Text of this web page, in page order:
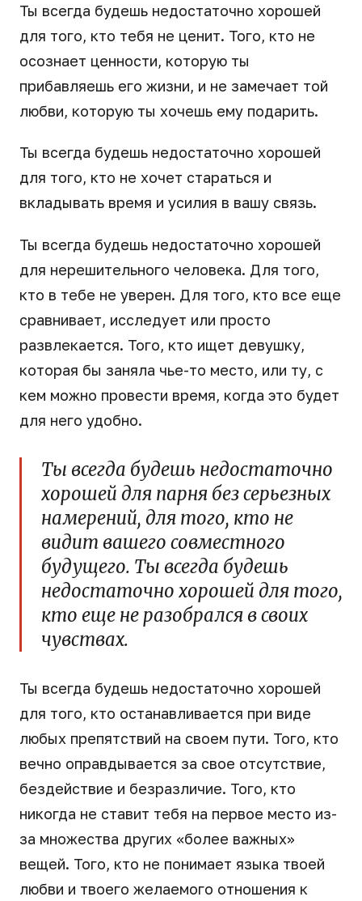
Ты всегда будешь недостаточно хорошей
для того, кто тебя не ценит. Того, кто не
осознает ценности, которую ты
прибавляешь его жизни, и не замечает той
любви, которую ты хочешь ему подарить.
Ты всегда будешь недостаточно хорошей
для того, кто не хочет стараться и
вкладывать время и усилия в вашу связь.
Ты всегда будешь недостаточно хорошей
для нерешительного человека. Для того,
кто в тебе не уверен. Для того, кто все еще
сравнивает, исследует или просто
развлекается. Того, кто ищет девушку,
которая бы заняла чье-то место, или ту, с
кем можно провести время, когда это будет
для него удобно.
Ты всегда будешь недостаточно
хорошей для парня без серьезных
намерений, для того, кто не
видит вашего совместного
будущего. Ты всегда будешь
недостаточно хорошей для того,
кто еще не разобрался в своих
чувствах.
Ты всегда будешь недостаточно хорошей
для того, кто останавливается при виде
любых препятствий на своем пути. Того, кто
вечно оправдывается за свое отсутствие,
бездействие и безразличие. Того, кто
никогда не ставит тебя на первое место из-
за множества других «более важных»
вещей. Того, кто не понимает языка твоей
любви и твоего желаемого отношения к